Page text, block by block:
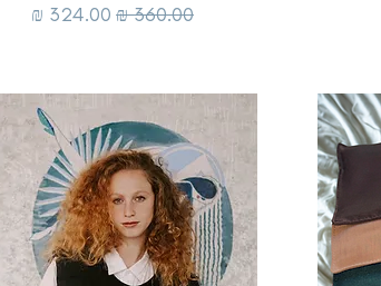
מחיר רגיל מחיר מבצע